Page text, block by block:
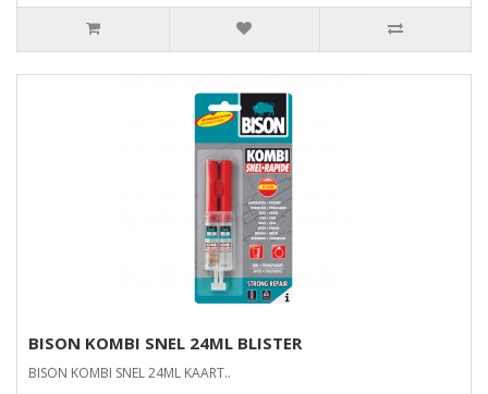
BISON KOMBI SNEL 24ML BLISTER
BISON KOMBI SNEL 24ML KAART..